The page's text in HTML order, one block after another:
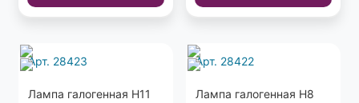
Арт. 28423
Лампа галогенная H11
Арт. 28422
Лампа галогенная H8